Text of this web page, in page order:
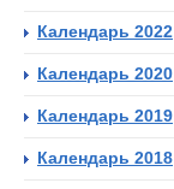
Календарь 2022
Календарь 2020
Календарь 2019
Календарь 2018